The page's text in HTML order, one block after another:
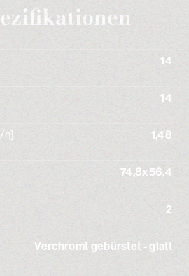
14
14
h] 1,48
74,8x56,4
2
Verchromt gebürstet - glatt